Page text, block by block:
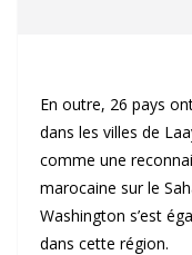
En outre, 26 pays
dans les villes de
comme une
marocaine sur le
Washington s’est
dans cette région.